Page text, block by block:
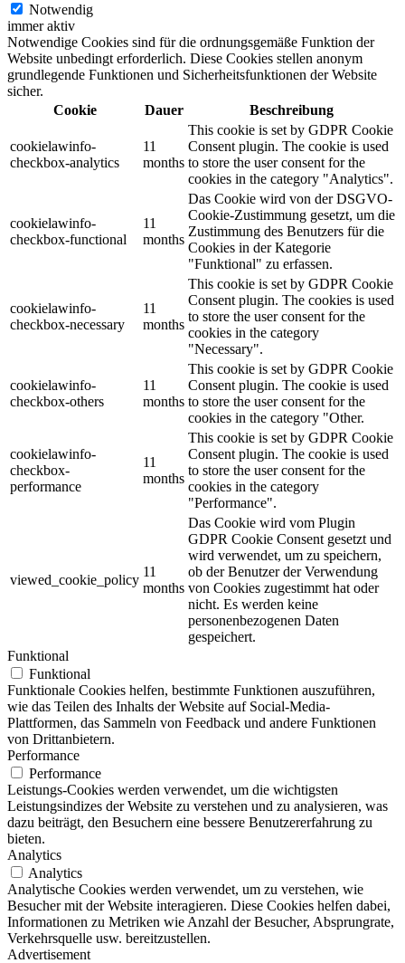
Notwendig
immer aktiv
Notwendige Cookies sind für die ordnungsgemäße Funktion der
Website unbedingt erforderlich. Diese Cookies stellen anonym
grundlegende Funktionen und Sicherheitsfunktionen der Website
sicher.
Cookie
Dauer Beschreibung
cookielawinfo-
checkbox-analytics
11
months
This cookie is set by GDPR Cookie
Consent plugin. The cookie is used
to store the user consent for the
cookies in the category "Analytics".
cookielawinfo-
checkbox-functional
11
months
Das Cookie wird von der DSGVO-
Cookie-Zustimmung gesetzt, um die
Zustimmung des Benutzers für die
Cookies in der Kategorie
"Funktional" zu erfassen.
cookielawinfo-
checkbox-necessary
11
months
This cookie is set by GDPR Cookie
Consent plugin. The cookies is used
to store the user consent for the
cookies in the category
"Necessary".
cookielawinfo-
checkbox-others
11
months
This cookie is set by GDPR Cookie
Consent plugin. The cookie is used
to store the user consent for the
cookies in the category "Other.
cookielawinfo-
checkbox-
performance
11
months
This cookie is set by GDPR Cookie
Consent plugin. The cookie is used
to store the user consent for the
cookies in the category
"Performance".
viewed_cookie_policy
11
months
Das Cookie wird vom Plugin
GDPR Cookie Consent gesetzt und
wird verwendet, um zu speichern,
ob der Benutzer der Verwendung
von Cookies zugestimmt hat oder
nicht. Es werden keine
personenbezogenen Daten
gespeichert.
Funktional
Funktional
Funktionale Cookies helfen, bestimmte Funktionen auszuführen,
wie das Teilen des Inhalts der Website auf Social-Media-
Plattformen, das Sammeln von Feedback und andere Funktionen
von Drittanbietern.
Performance
Performance
Leistungs-Cookies werden verwendet, um die wichtigsten
Leistungsindizes der Website zu verstehen und zu analysieren, was
dazu beiträgt, den Besuchern eine bessere Benutzererfahrung zu
bieten.
Analytics
Analytics
Analytische Cookies werden verwendet, um zu verstehen, wie
Besucher mit der Website interagieren. Diese Cookies helfen dabei,
Informationen zu Metriken wie Anzahl der Besucher, Absprungrate,
Verkehrsquelle usw. bereitzustellen.
Advertisement